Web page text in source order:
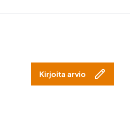
Kirjoita arvio